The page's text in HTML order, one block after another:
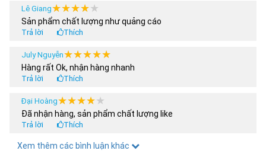
Lê Giang★★★★★
★★★★★
Sản phẩm chất lượng như quảng cáo
Trả lời Thích
July Nguyễn★★★★★
★★★★★
Hàng rất Ok, nhận hàng nhanh
Trả lời Thích
Đại Hoàng★★★★★
★★★★★
Đã nhận hàng, sản phẩm chất lượng like
Trả lời Thích
Hoàng Anh ★★★★★
★★★★★
Xem thêm các bình luận khác